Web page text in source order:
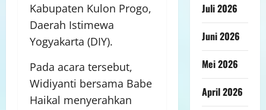
Kabupaten Kulon Progo,
Daerah Istimewa
Yogyakarta (DIY).
Pada acara tersebut,
Widiyanti bersama Babe
Haikal menyerahkan
Juli 2026
Juni 2026
Mei 2026
April 2026